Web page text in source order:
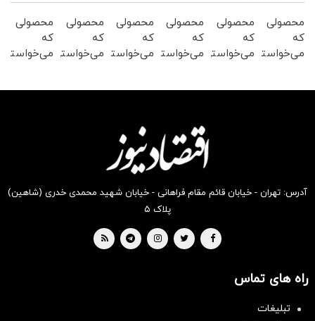
محصولی
که
می‌خواستی
محصولی
که
می‌خواستی
محصولی
که
می‌خواستی
بخر !
محصولی
که
می‌خواستی
بخر !
محصولی
که
می‌خواستی
محصولی
که
می‌خواستی
آدرس: تهران - خیابان قائم مقام فراهانی - خیابان شهید محمدی خدری (شاهین)
پلاک ۵
راه های تماس
تبلیغات